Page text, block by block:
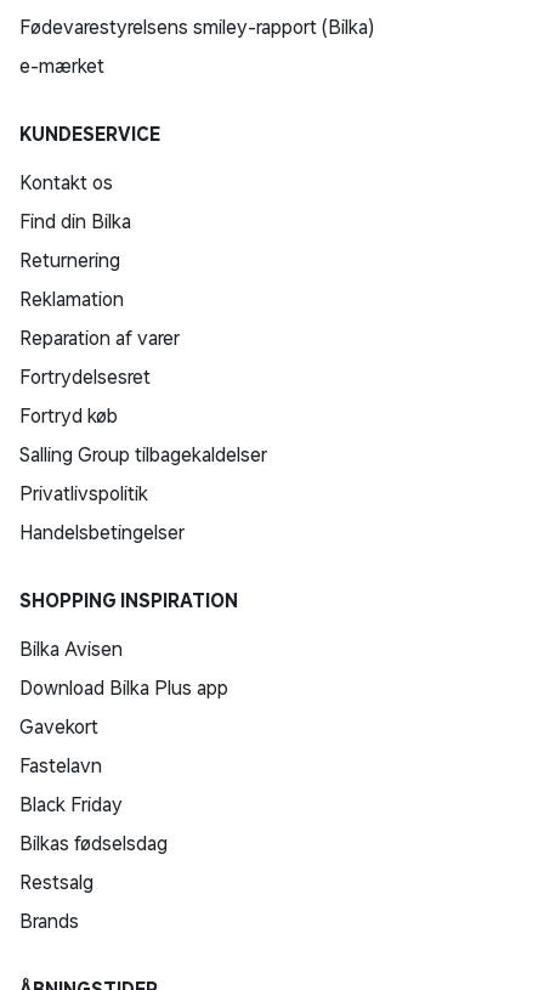
Fødevarestyrelsens smiley-rapport (Bilka)
e-mærket
KUNDESERVICE
Kontakt os
Find din Bilka
Returnering
Reklamation
Reparation af varer
Fortrydelsesret
Fortryd køb
Salling Group tilbagekaldelser
Privatlivspolitik
Handelsbetingelser
SHOPPING INSPIRATION
Bilka Avisen
Download Bilka Plus app
Gavekort
Fastelavn
Black Friday
Bilkas fødselsdag
Restsalg
Brands